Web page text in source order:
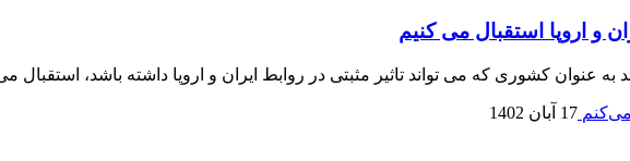
و اروپا استقبال می کنیم
به عنوان کشوری که می تواند تاثیر مثبتی در روابط ایران و اروپا داشته باشد، استقبال
17 آبان 1402